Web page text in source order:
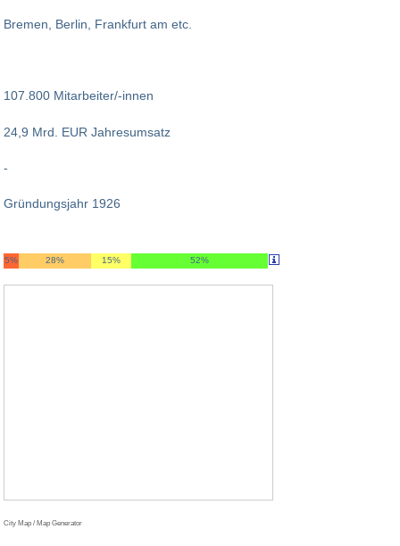
Bremen, Berlin, Frankfurt am etc.
107.800 Mitarbeiter/-innen
24,9 Mrd. EUR Jahresumsatz
-
Gründungsjahr 1926
5% 28% 15% 52%
City Map / Map Generator